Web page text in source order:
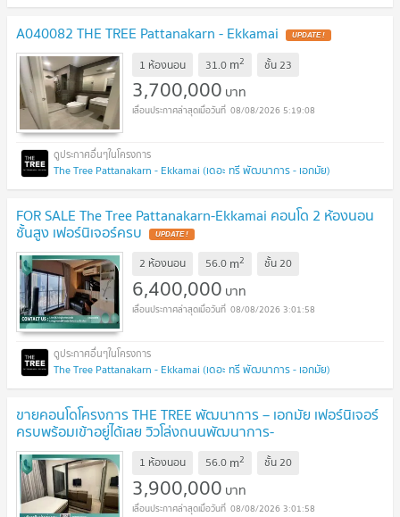
A040082 THE TREE Pattanakarn - Ekkamai UPDATE !
1 ห้องนอน 31.0 m2 ชั้น23
3,700,000 บาท
08/08/2026 5:19:08
The Tree Pattanakarn - Ekkamai (เดอะ ทรี พัฒนาการ - เอกมัย)
FOR SALE The Tree Pattanakarn-Ekkamai คอนโด 2 ห้องนอน
ชั้นสูง เฟอร์นิเจอร์ครบ UPDATE !
2 ห้องนอน 56.0 m2 ชั้น20
6,400,000 บาท
08/08/2026 3:01:58
The Tree Pattanakarn - Ekkamai (เดอะ ทรี พัฒนาการ - เอกมัย)
ขายคอนโดโครงการ THE TREE พัฒนาการ – เอกมัย เฟอร์นิเจอร์
ครบพร้อมเข้าอยู่ได้เลย วิวโล่งถนนพัฒนาการ-
SW003007 UPDATE !
1 ห้องนอน 56.0 m2 ชั้น20
3,900,000 บาท
08/08/2026 3:01:58